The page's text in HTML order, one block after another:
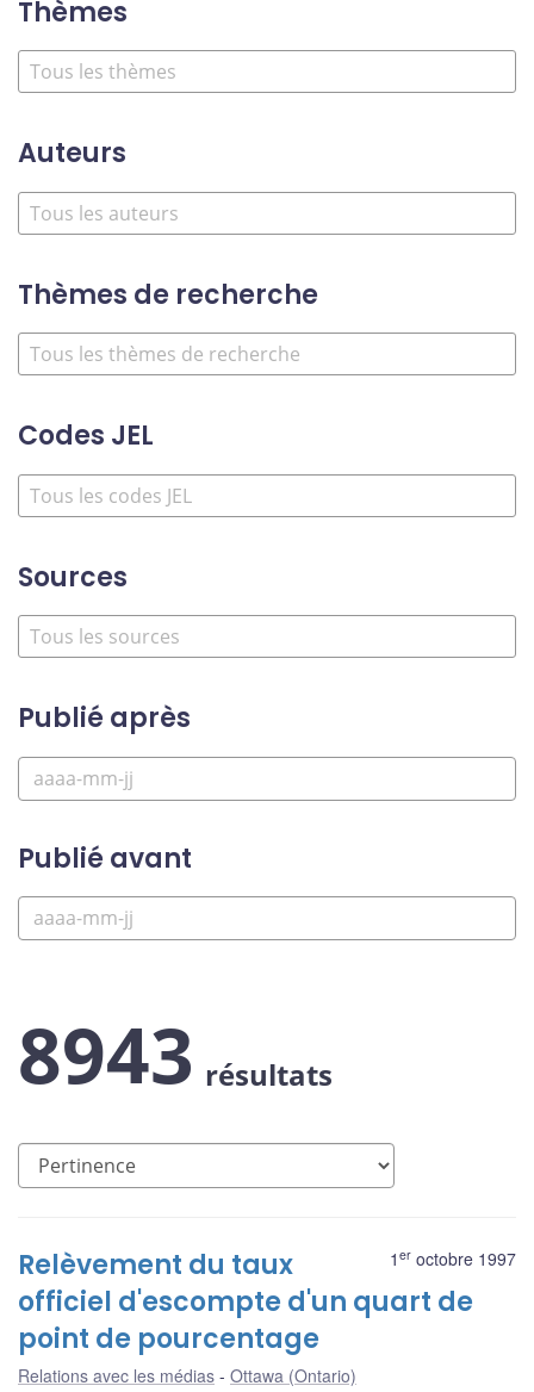
Thèmes
Auteurs
Thèmes de recherche
Codes JEL
Sources
Publié après
Publié avant
8943 résultats
1 er octobre 1997
Relèvement du taux
officiel d'escompte d'un quart de
point de pourcentage
Relations avec les médias Ottawa (Ontario)